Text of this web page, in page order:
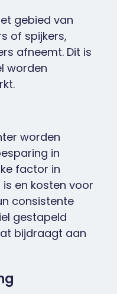
gebied van
of spijkers,
afneemt. Dit is
worden
worden
in
factor in
en kosten voor
consistente
gestapeld
bijdraagt aan